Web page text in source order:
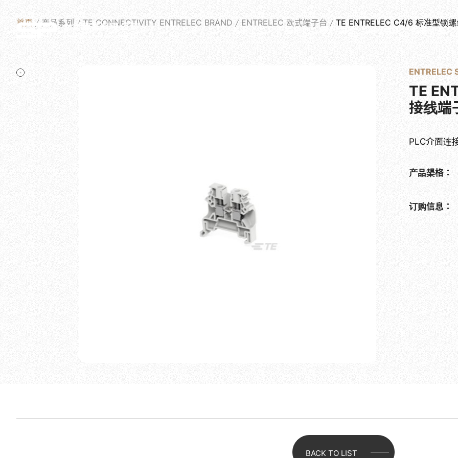
关于士堡PRODUCTS
首页 产品系列 TE CONNECTIVITY ENTRELEC BRAND ENTRELEC 欧式端子台 TE ENTRELEC C4/6 标准型锁
ENTRELEC
TE
接线端
PLC介面连
产品槼格：
订购信息：
BACK TO LIST